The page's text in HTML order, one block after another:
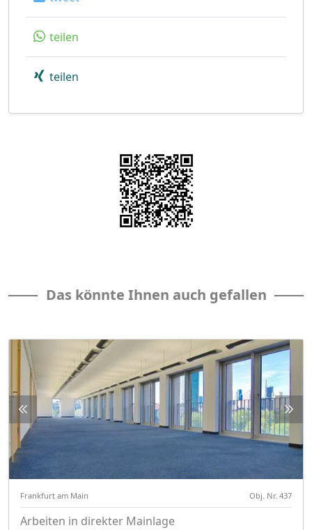
teilen
teilen
Das könnte Ihnen auch gefallen
Frankfurt am Main Obj. Nr. 437
Arbeiten in direkter Mainlage